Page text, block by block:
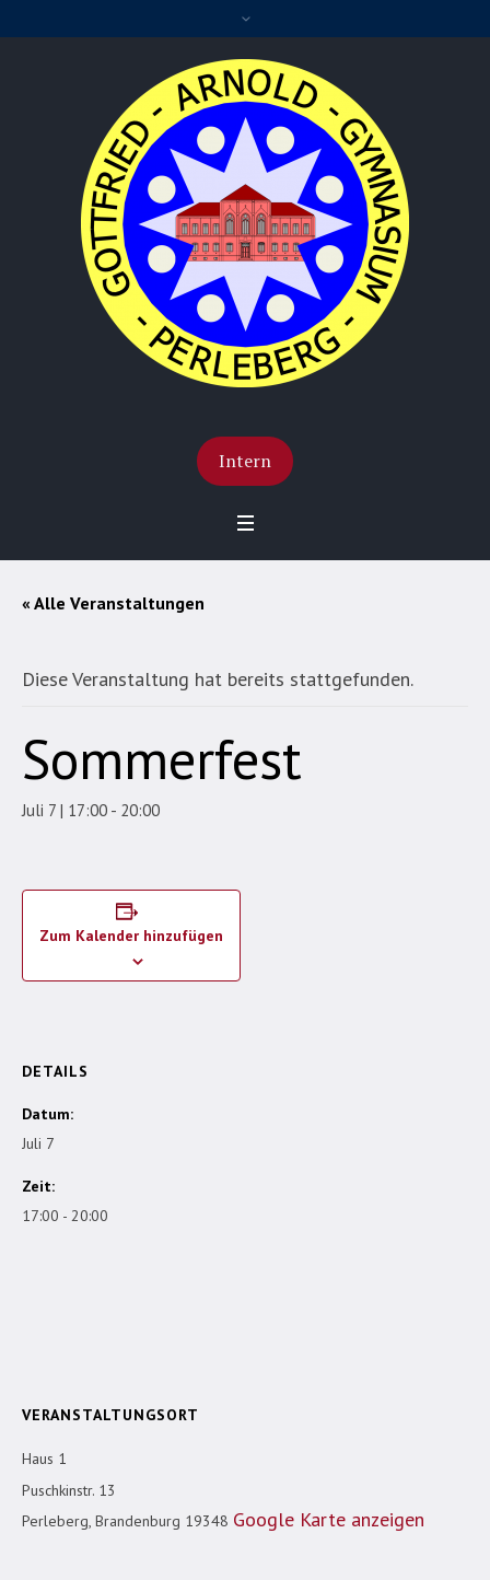
Intern
« Alle Veranstaltungen
Diese Veranstaltung hat bereits stattgefunden.
Sommerfest
Juli 7 | 17:00 - 20:00
Zum Kalender hinzufügen
DETAILS
Datum:
Juli 7
Zeit:
17:00 - 20:00
VERANSTALTUNGSORT
Haus 1
Puschkinstr. 13
Perleberg, Brandenburg 19348 Google Karte anzeigen